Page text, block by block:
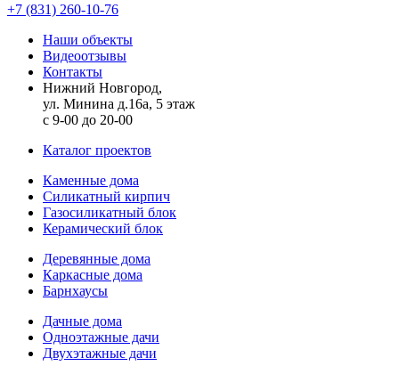
+7 (831) 260-10-76
Наши объекты
Видеоотзывы
Контакты
Нижний Новгород,
ул. Минина д.16а, 5 этаж
с 9-00 до 20-00
Каталог проектов
Каменные дома
Силикатный кирпич
Газосиликатный блок
Керамический блок
Деревянные дома
Каркасные дома
Барнхаусы
Дачные дома
Одноэтажные дачи
Двухэтажные дачи